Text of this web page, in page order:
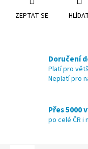
ZEPTAT SE
Doručení
Platí pro
Neplatí pro
Přes 5000
po celé ČR i